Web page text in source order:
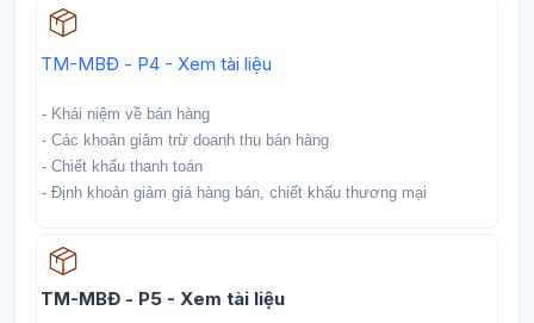
TM-MBĐ - P4 - Xem tài liệu
- Khái niệm về bán hàng
- Các khoản giảm trừ doanh thu bán hàng
- Chiết khấu thanh toán
- Định khoản giảm giá hàng bán, chiết khấu thương mại
TM-MBĐ - P5 - Xem tài liệuHọc liệu